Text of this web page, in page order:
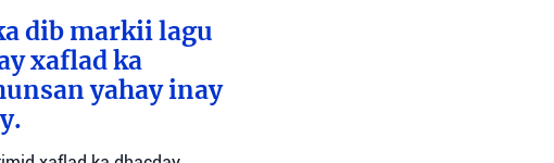
dib markii lagu
xaflad ka
yahay inay